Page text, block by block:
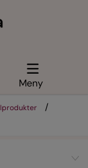
Meny
/